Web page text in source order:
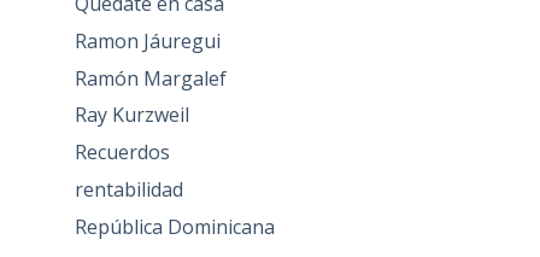
Ramon Jáuregui
Ramón Margalef
Ray Kurzweil
Recuerdos
rentabilidad
República Dominicana